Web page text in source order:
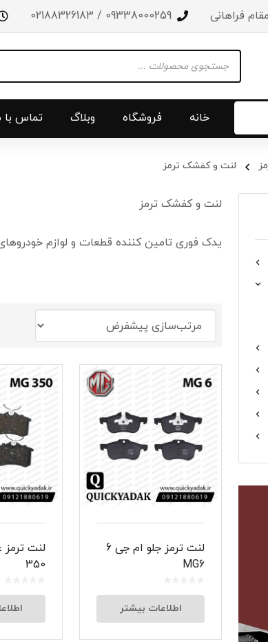
فراهانی 09338000259 / 02188326183
search
درب صندوق
گلگیر
چراغ عقب
شبرنگ
میل موج گیر
سیبک فرمان
لنت و
خانه فروشگاه وبلاگ تماس با
لنت و کفشک ترمز
لنت و کفشک ترمز
یدک فوری تامین کننده قطعات و لوازم
لنت ترمز جلو ام جی 6
MG6
اطلاعات بیشتر
لنت
350